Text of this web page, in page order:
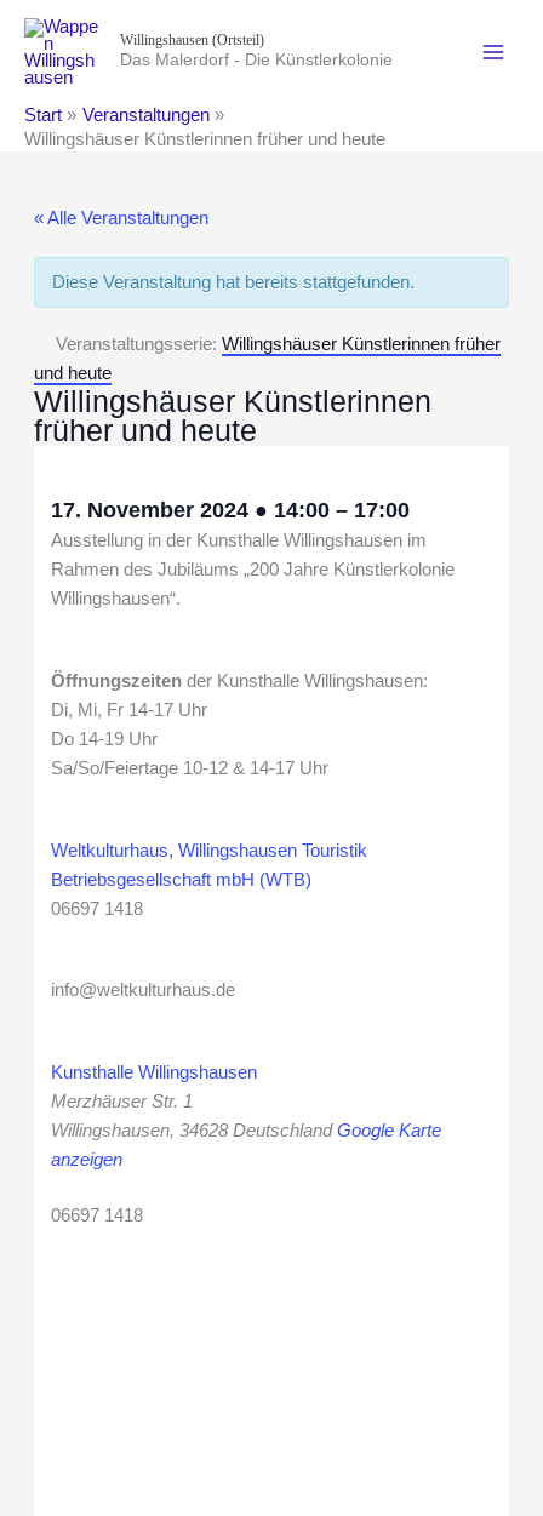
Inhalt
springen
Willingshausen (Ortsteil)
Das Malerdorf - Die Künstlerkolonie
Start
Veranstaltungen
Willingshäuser Künstlerinnen früher und heute
« Alle Veranstaltungen
Diese Veranstaltung hat bereits stattgefunden.
Veranstaltungsserie: Willingshäuser Künstlerinnen früher
und heute
Willingshäuser Künstlerinnen
früher und heute
17. November 2024 ● 14:00– 17:00
Ausstellung in der Kunsthalle Willingshausen im
Rahmen des Jubiläums „200 Jahre Künstlerkolonie
Willingshausen“.
Öffnungszeitender Kunsthalle Willingshausen:
Di, Mi, Fr 14-17 Uhr
Do 14-19 Uhr
Sa/So/Feiertage 10-12 & 14-17 Uhr
Weltkulturhaus, Willingshausen Touristik
Betriebsgesellschaft mbH (WTB)
06697 1418
info@weltkulturhaus.de
Kunsthalle Willingshausen
Merzhäuser Str. 1
Willingshausen, 34628 Deutschland Google Karte
anzeigen
06697 1418